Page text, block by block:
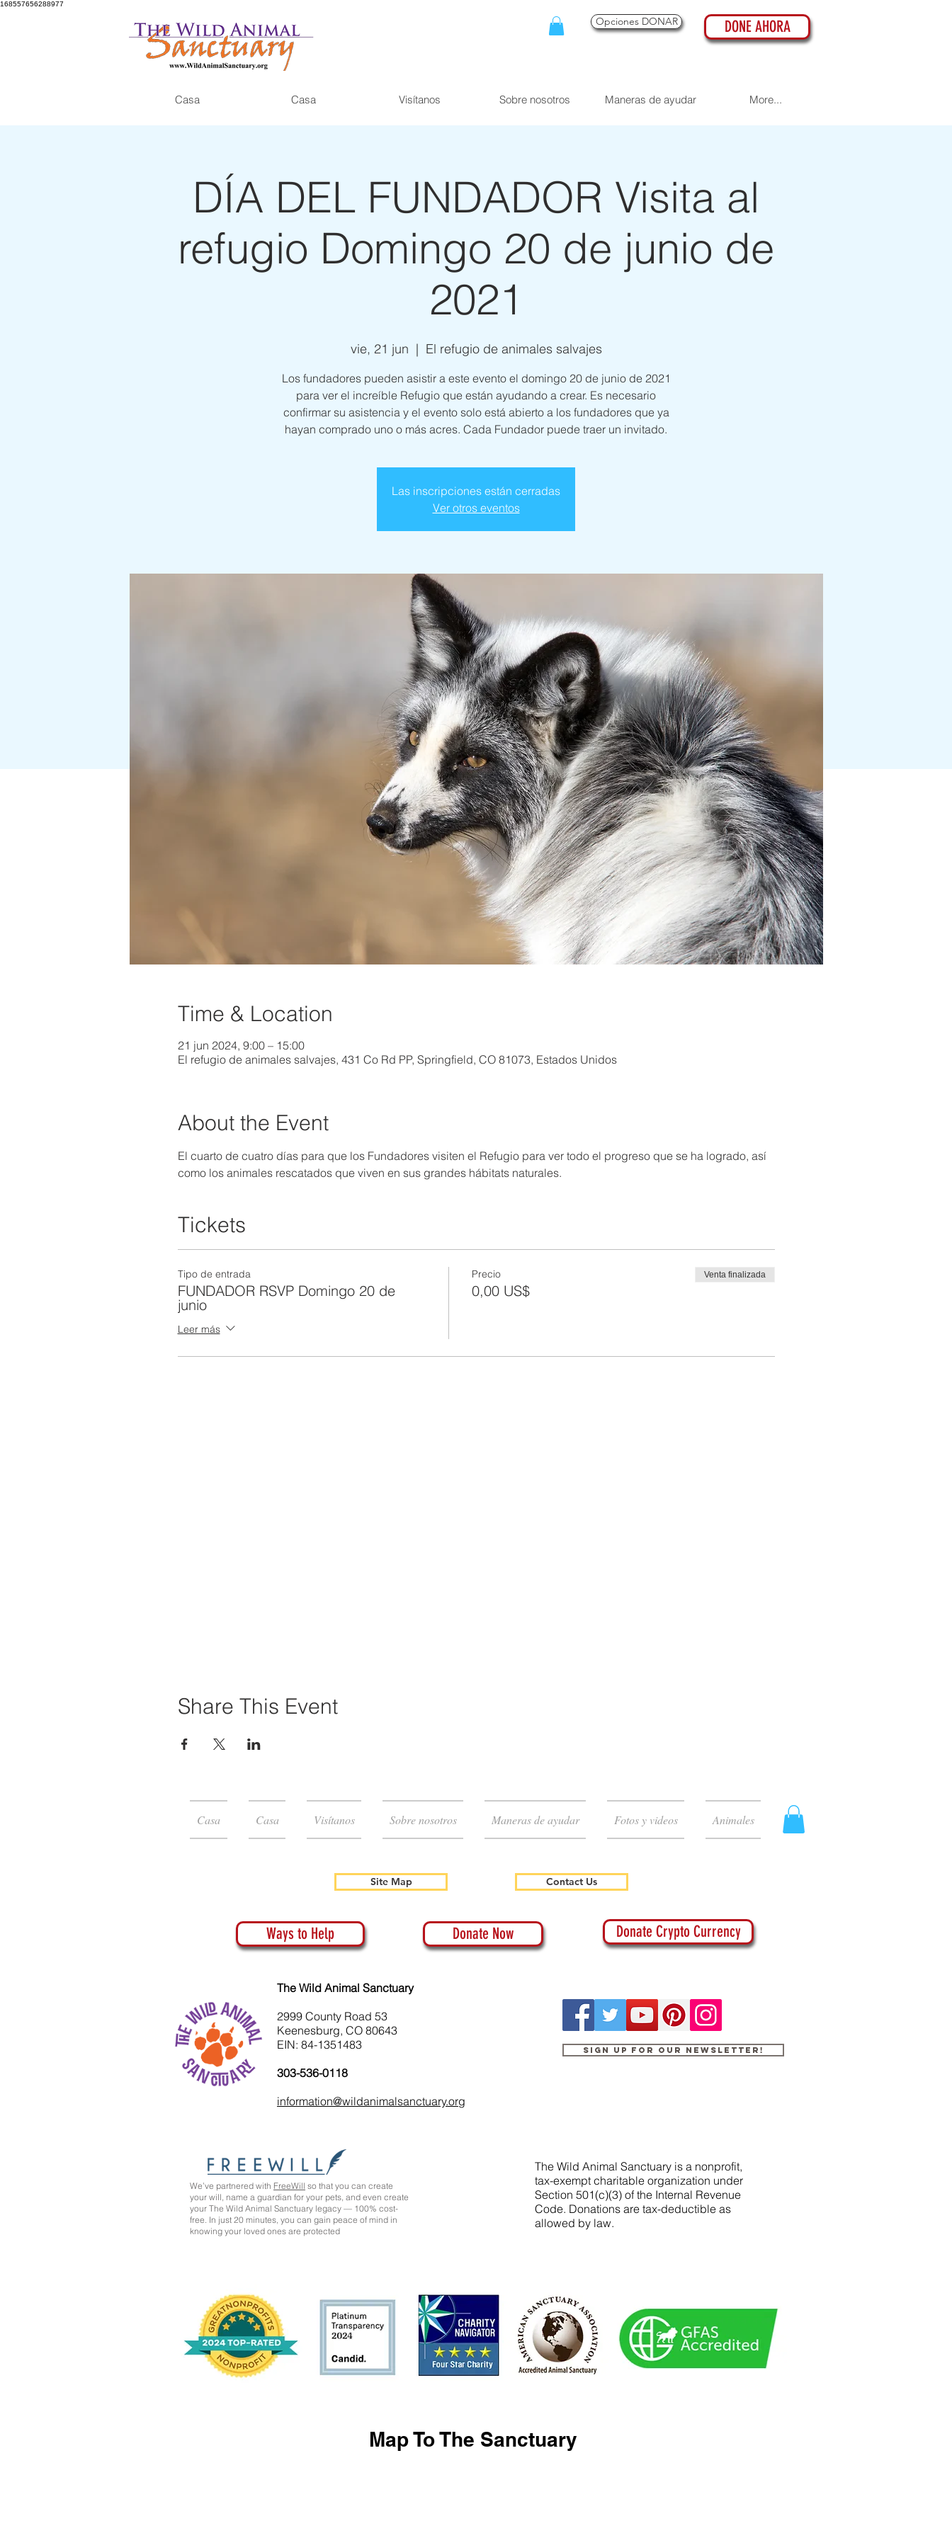
168557656288977
Opciones DONAR DONE AHORA
Casa Casa Visítanos Sobre nosotros Maneras de ayudar More...
DÍA DEL FUNDADOR Visita al
refugio Domingo 20 de junio de
2021
vie, 21 jun
  |
El refugio de animales salvajes
Los fundadores pueden asistir a este evento el domingo 20 de junio de 2021
para ver el increíble Refugio que están ayudando a crear. Es necesario
confirmar su asistencia y el evento solo está abierto a los fundadores que ya
hayan comprado uno o más acres. Cada Fundador puede traer un invitado.
Las inscripciones están cerradas
Ver otros eventos
Time & Location
21 jun 2024, 9:00 – 15:00
El refugio de animales salvajes, 431 Co Rd PP, Springfield, CO 81073, Estados Unidos
About the Event
El cuarto de cuatro días para que los Fundadores visiten el Refugio para ver todo el progreso que se ha logrado, así
como los animales rescatados que viven en sus grandes hábitats naturales.
Tickets
Tipo de entrada
FUNDADOR RSVP Domingo 20 de
junio
Leer más
Precio
0,00 US$
Venta finalizada
Share This Event
Casa Casa Visítanos Sobre nosotros Maneras de ayudar Fotos y videos Animales
Site Map Contact Us
Ways to Help Donate Now Donate Crypto Currency
The Wild Animal Sanctuary
2999 County Road 53
Keenesburg, CO 80643
EIN: 84-1351483
303-536-0118
information@wildanimalsanctuary.org
We’ve partnered with FreeWill so that you can create
your will, name a guardian for your pets, and even create
your The Wild Animal Sanctuary legacy — 100% cost-
free. In just 20 minutes, you can gain peace of mind in
knowing your loved ones are protected
Sign up for our newsletter!
The Wild Animal Sanctuary is a nonprofit,
tax-exempt charitable organization under
Section 501(c)(3) of the Internal Revenue
Code. Donations are tax-deductible as
allowed by law.
Map To The Sanctuary